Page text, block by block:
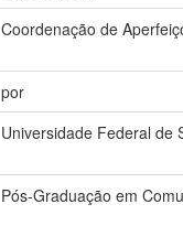
Coordenação de
por
Universidade Federal de
Pós-Graduação em